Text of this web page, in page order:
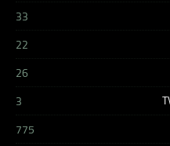
33
22
26
3
775